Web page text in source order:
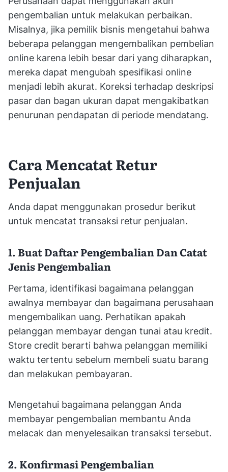
pengembalian untuk melakukan perbaikan.
Misalnya, jika pemilik bisnis mengetahui bahwa
beberapa pelanggan mengembalikan pembelian
online karena lebih besar dari yang diharapkan,
mereka dapat mengubah spesifikasi online
menjadi lebih akurat. Koreksi terhadap deskripsi
pasar dan bagan ukuran dapat mengakibatkan
penurunan pendapatan di periode mendatang.
Cara Mencatat Retur
Penjualan
Anda dapat menggunakan prosedur berikut
untuk mencatat transaksi retur penjualan.
1. Buat Daftar Pengembalian Dan Catat
Jenis Pengembalian
Pertama, identifikasi bagaimana pelanggan
awalnya membayar dan bagaimana perusahaan
mengembalikan uang. Perhatikan apakah
pelanggan membayar dengan tunai atau kredit.
Store credit berarti bahwa pelanggan memiliki
waktu tertentu sebelum membeli suatu barang
dan melakukan pembayaran.
Mengetahui bagaimana pelanggan Anda
membayar pengembalian membantu Anda
melacak dan menyelesaikan transaksi tersebut.
2. Konfirmasi Pengembalian